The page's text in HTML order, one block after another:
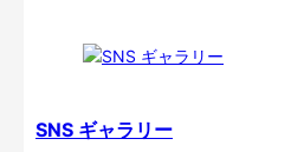
SNS ギャラリー